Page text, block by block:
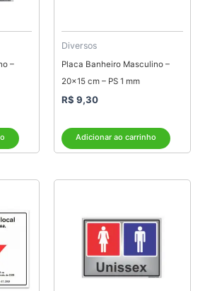
–
Diversos
Placa Banheiro Masculino –
20×15 cm – PS 1 mm
R$ 9,30
Adicionar ao carrinho